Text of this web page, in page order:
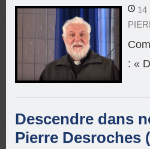
14
: «
Descendre dans
Pierre Desroches